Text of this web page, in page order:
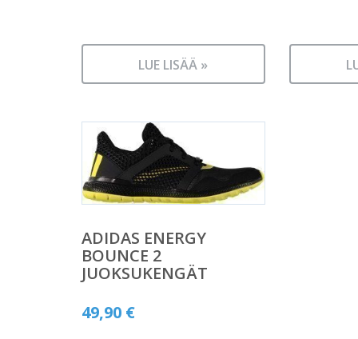
LUE LISÄÄ »
ADIDAS ENERGY
BOUNCE 2
JUOKSUKENGÄT
49,90 €